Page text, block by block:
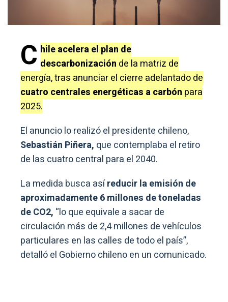
C hile acelera el plan de
descarbonización de la matriz de
energía, tras anunciar el cierre adelantado de
cuatro centrales energéticas a carbón para
2025.
El anuncio lo realizó el presidente chileno,
Sebastián Piñera, que contemplaba el retiro
de las cuatro central para el 2040.
La medida busca asíreducir la emisión de
aproximadamente 6 millones de toneladas
de CO2, “lo que equivale a sacar de
circulación más de 2,4 millones de vehículos
particulares en las calles de todo el país”,
detalló el Gobierno chileno en un comunicado.